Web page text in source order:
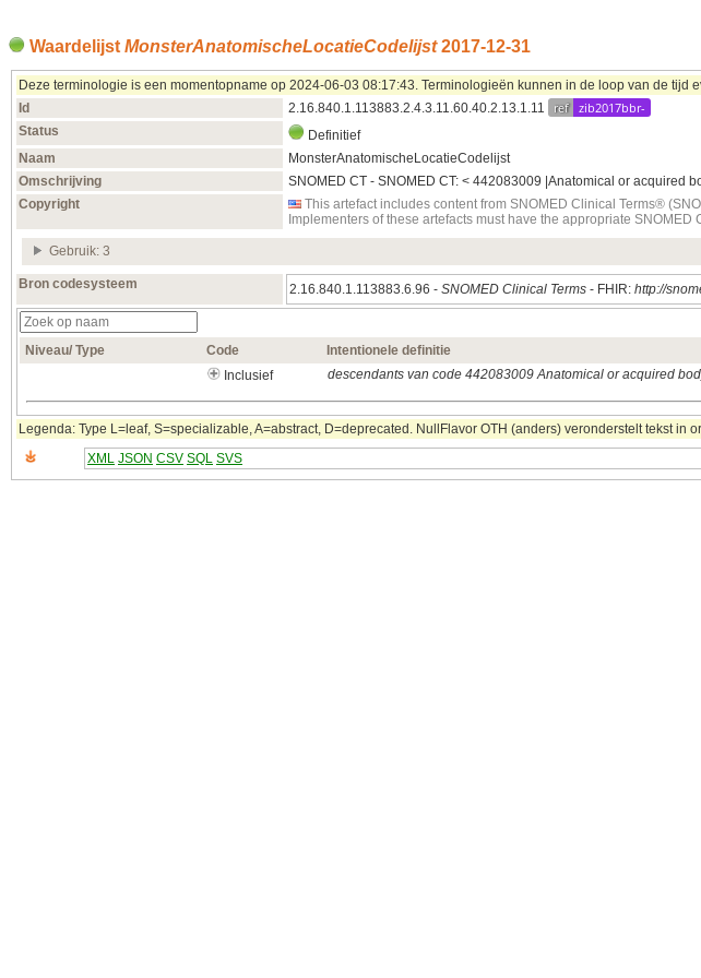
Waardelijst MonsterAnatomischeLocatieCodelijst2017‑12‑31
Deze terminologie is een momentopname op 2024‑06‑03 08:17:43. Terminologieën kunnen in de loop van de
Id
2.16.840.1.113883.2.4.3.11.60.40.2.13.1.11 ref zib2017bbr-
Status
Definitief
Naam
MonsterAnatomischeLocatieCodelijst
Omschrijving
SNOMED CT - SNOMED CT: < 442083009 |Anatomical or acquired
Copyright
This artefact includes content from SNOMED Clinical Terms®
Implementers of these artefacts must have the appropriate
Gebruik: 3
Bron codesysteem 2.16.840.1.113883.6.96 - SNOMED Clinical Terms - FHIR: http://
Niveau/ Type Code Intentionele definitie
Inclusief
descendants van code 442083009 Anatomical or acquired
Legenda: Type L=leaf, S=specializable, A=abstract, D=deprecated. NullFlavor OTH (anders) veronderstelt tekst
XML JSON CSV SQL SVS